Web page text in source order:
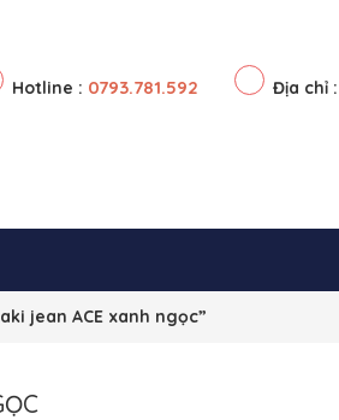
Hotline : 0793.781.592 Địa chỉ :
jean ACE xanh ngọc”